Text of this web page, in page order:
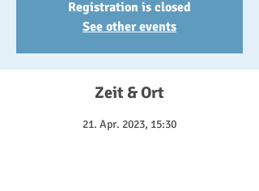
Registration is closed
See other events
Zeit & Ort
21. Apr. 2023, 15:30